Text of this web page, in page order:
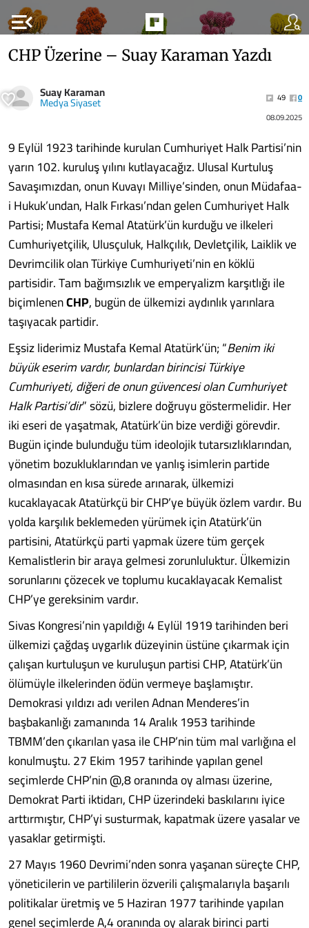
menu_open
CHP Üzerine – Suay Karaman Yazdı
Suay Karaman
Medya Siyaset 49
0
08.09.2025
9 Eylül 1923 tarihinde kurulan Cumhuriyet Halk Partisi’nin
yarın 102. kuruluş yılını kutlayacağız. Ulusal Kurtuluş
Savaşımızdan, onun Kuvayı Milliye’sinden, onun Müdafaa-
i Hukuk’undan, Halk Fırkası’ndan gelen Cumhuriyet Halk
Partisi; Mustafa Kemal Atatürk’ün kurduğu ve ilkeleri
Cumhuriyetçilik, Ulusçuluk, Halkçılık, Devletçilik, Laiklik ve
Devrimcilik olan Türkiye Cumhuriyeti’nin en köklü
partisidir. Tam bağımsızlık ve emperyalizm karşıtlığı ile
biçimlenenCHP, bugün de ülkemizi aydınlık yarınlara
taşıyacak partidir.
Eşsiz liderimiz Mustafa Kemal Atatürk’ün; “Benim iki
büyük eserim vardır, bunlardan birincisi Türkiye
Cumhuriyeti, diğeri de onun güvencesi olan Cumhuriyet
Halk Partisi’dir” sözü, bizlere doğruyu göstermelidir. Her
iki eseri de yaşatmak, Atatürk’ün bize verdiği görevdir.
Bugün içinde bulunduğu tüm ideolojik tutarsızlıklarından,
yönetim bozukluklarından ve yanlış isimlerin partide
olmasından en kısa sürede arınarak, ülkemizi
kucaklayacak Atatürkçü bir CHP’ye büyük özlem vardır. Bu
yolda karşılık beklemeden yürümek için Atatürk’ün
partisini, Atatürkçü parti yapmak üzere tüm gerçek
Kemalistlerin bir araya gelmesi zorunluluktur. Ülkemizin
sorunlarını çözecek ve toplumu kucaklayacak Kemalist
CHP’ye gereksinim vardır.
Sivas Kongresi’nin yapıldığı 4 Eylül 1919 tarihinden beri
ülkemizi çağdaş uygarlık düzeyinin üstüne çıkarmak için
çalışan kurtuluşun ve kuruluşun partisi CHP, Atatürk’ün
ölümüyle ilkelerinden ödün vermeye başlamıştır.
Demokrasi yıldızı adı verilen Adnan Menderes’in
başbakanlığı zamanında 14 Aralık 1953 tarihinde
TBMM’den çıkarılan yasa ile CHP’nin tüm mal varlığına el
konulmuştu. 27 Ekim 1957 tarihinde yapılan genel
seçimlerde CHP’nin @,8 oranında oy alması üzerine,
Demokrat Parti iktidarı, CHP üzerindeki baskılarını iyice
arttırmıştır, CHP’yi susturmak, kapatmak üzere yasalar ve
yasaklar getirmişti.
27 Mayıs 1960 Devrimi’nden sonra yaşanan süreçte CHP,
yöneticilerin ve partililerin özverili çalışmalarıyla başarılı
politikalar üretmiş ve 5 Haziran 1977 tarihinde yapılan
genel seçimlerde A,4 oranında oy alarak birinci parti